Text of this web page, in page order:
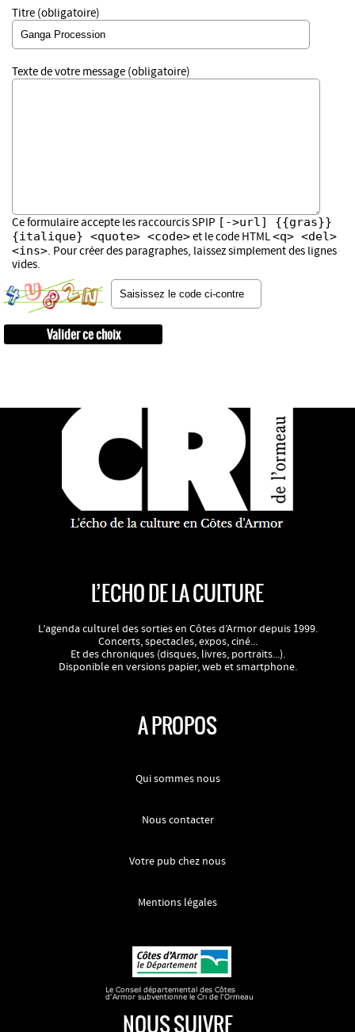
Titre (obligatoire)
Texte de votre message (obligatoire)
Ce formulaire accepte les raccourcis SPIP [->url] {{gras}}
{italique} <quote> <code>et le code HTML<q> <del>
<ins>. Pour créer des paragraphes, laissez simplement des lignes
vides.
L’ECHO DE LA CULTURE
L’agenda culturel des sorties en Côtes d’Armor depuis 1999.
Concerts, spectacles, expos, ciné...
Et des chroniques (disques, livres, portraits...).
Disponible en versions papier, web et smartphone.
A PROPOS
Qui sommes nous
Nous contacter
Votre pub chez nous
Mentions légales
NOUS SUIVRE